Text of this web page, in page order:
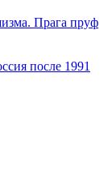
Прага пруф
после 1991